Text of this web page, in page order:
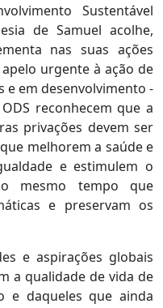
Sustentável
de Samuel acolhe,
nas suas ações
urgente à ação de
e em desenvolvimento -
reconhecem que a
privações devem ser
melhorem a saúde e
e estimulem o
mesmo tempo que
e preservam os
e aspirações globais
a qualidade de vida de
e daqueles que ainda